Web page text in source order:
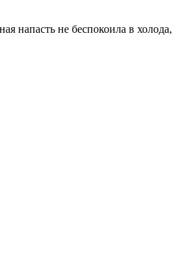
напасть не беспокоила в холода,